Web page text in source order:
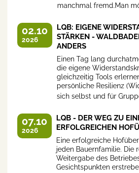
manchmal fremd.Man
02.10
2026
LQB: EIGENE
STÄRKEN -
ANDERS
Einen Tag lang
die eigene
gleichzeitig Tools
persönliche Resilienz
sich selbst und für
07.10
2026
LQB - DER WEG ZU
ERFOLGREICHEN
Eine erfolgreiche
jeden Bauernfamilie. Die
Weitergabe des
Gesichtspunkten